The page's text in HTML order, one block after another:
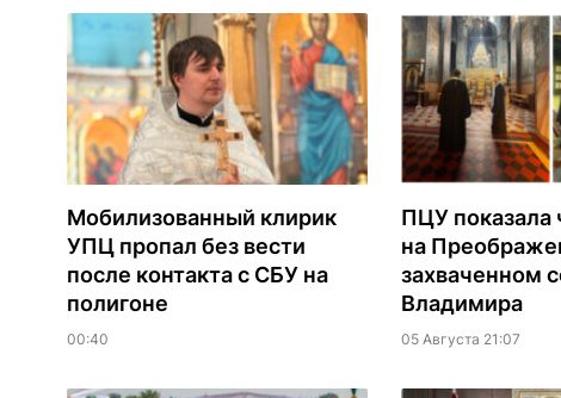
Мобилизованный клирик
УПЦ пропал без вести
после контакта с СБУ на
полигоне
00:40
ПЦУ показала
на
захваченном
Владимира
05 Августа 21:07